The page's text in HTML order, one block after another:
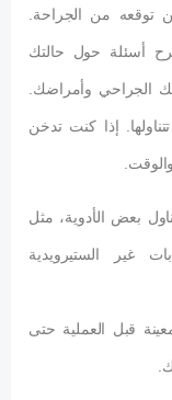
من الجراحة.
أسئلة حول حالتك
الجراحي وأمراضك.
إذا كنت تدخن
بعض الأدوية، مثل
غير الستيرويدية
قبل العملية حتى